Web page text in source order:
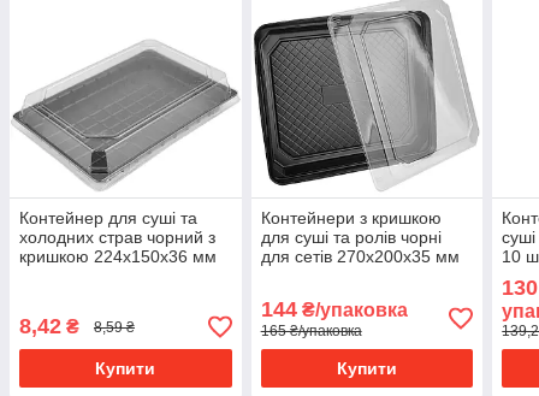
Контейнер для суші та
холодних страв чорний з
кришкою 224х150х36 мм
8,42 ₴ 8,59 ₴
Купити
Контейнери з кришкою
для суші та ролів чорні
для сетів 270х200х35 мм
144₴/упаковка
165 ₴/упаковка
Купити
10